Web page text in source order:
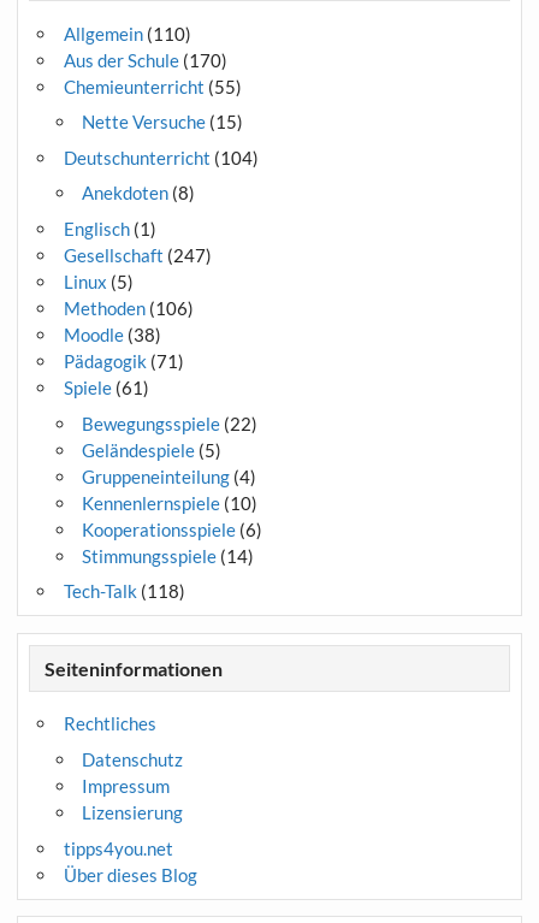
Allgemein(110)
Aus der Schule(170)
Chemieunterricht (55)
Nette Versuche(15)
Deutschunterricht (104)
Anekdoten(8)
Englisch(1)
Gesellschaft (247)
Linux (5)
Methoden(106)
Moodle(38)
Pädagogik (71)
Spiele(61)
Bewegungsspiele(22)
Geländespiele(5)
Gruppeneinteilung(4)
Kennenlernspiele(10)
Kooperationsspiele(6)
Stimmungsspiele(14)
Tech-Talk (118)
Seiteninformationen
Rechtliches
Datenschutz
Impressum
Lizensierung
tipps4you.net
Über dieses Blog